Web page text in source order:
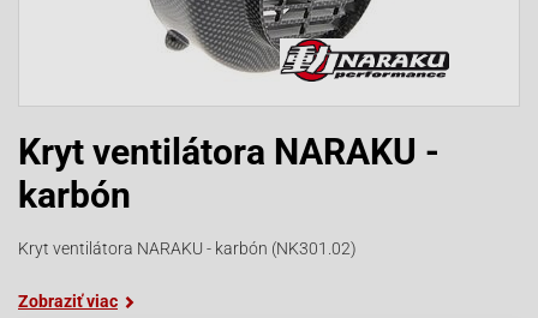
Kryt ventilátora NARAKU -
karbón
Kryt ventilátora NARAKU - karbón (NK301.02)
Zobraziť viac